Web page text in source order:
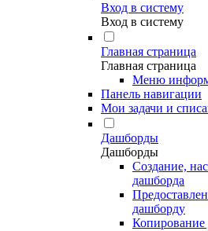
Вход в систему
Вход в систему
Главная страница
Главная страница
Меню
Панель навигации
Мои задачи и
Дашборды
Дашборды
Создание,
дашборда
дашборду
Копирование